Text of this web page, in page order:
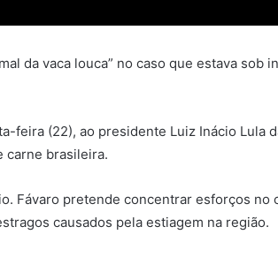
da vaca louca” no caso que estava sob
feira (22), ao presidente Luiz Inácio Lula
carne brasileira.
Fávaro pretende concentrar esforços no
causados pela estiagem na região.